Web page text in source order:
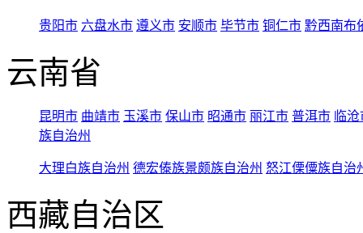
贵阳市 六盘水市 遵义市 安顺市 毕节市 铜仁市 黔西南布
云南省
昆明市 曲靖市 玉溪市 保山市 昭通市 丽江市 普洱市 临
族自治州
大理白族自治州 德宏傣族景颇族自治州 怒江傈僳族自治
西藏自治区